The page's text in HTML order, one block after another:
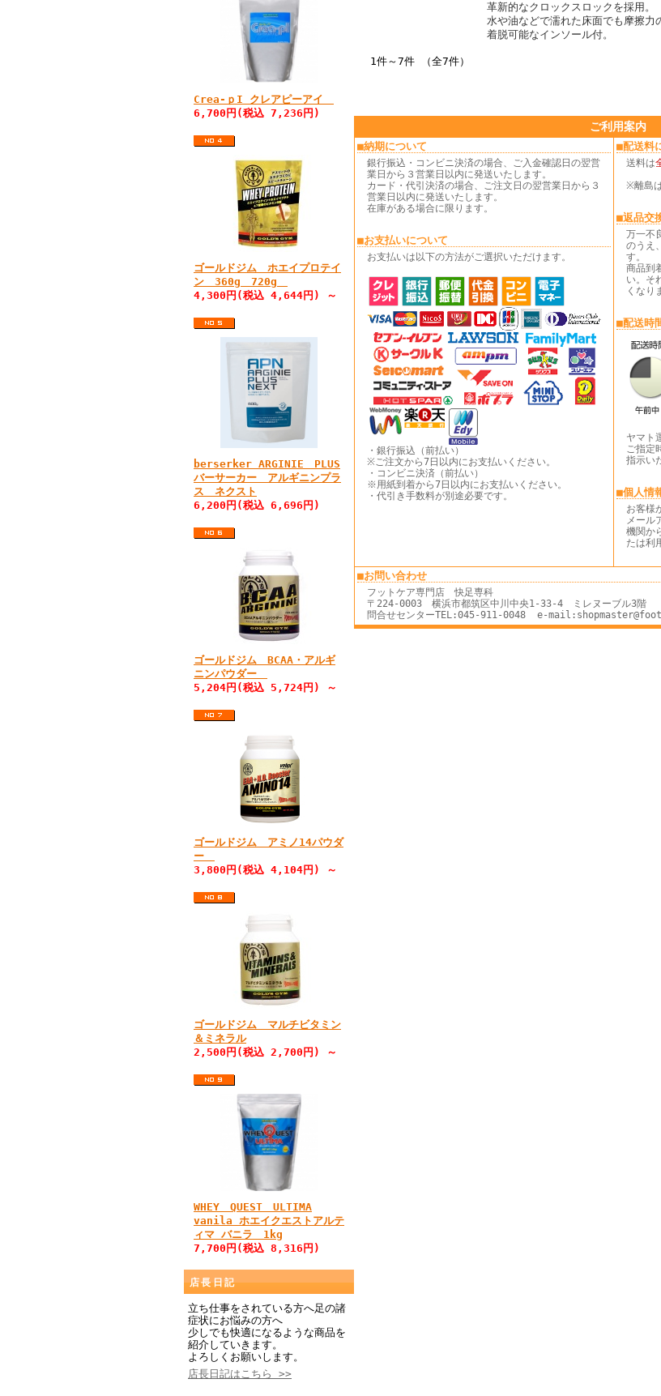
Crea-ｐI クレアピーアイ
6,700円(税込 7,236円)
ゴールドジム ホエイプロテイ
ン 360g 720g
4,300円(税込 4,644円) ～
berserker ARGINIE PLUS
バーサーカー アルギニンプラ
ス ネクスト
6,200円(税込 6,696円)
ゴールドジム BCAA・アルギ
ニンパウダー
5,204円(税込 5,724円) ～
ゴールドジム アミノ14パウダ
ー
3,800円(税込 4,104円) ～
ゴールドジム マルチビタミン
＆ミネラル
2,500円(税込 2,700円) ～
WHEY QUEST ULTIMA
vanila ホエイクエストアルテ
ィマ バニラ 1kg
7,700円(税込 8,316円)
店長日記
立ち仕事をされている方へ足の諸
症状にお悩みの方へ
少しでも快適になるような商品を
紹介していきます。
よろしくお願いします。
店長日記はこちら >>
革新的なクロックスロックを採用。
水や油などで濡れた床面でも摩擦力
着脱可能なインソール付。
1件～7件 （全7件）
ご利用案内
■納期について
銀行振込・コンビニ決済の場合、ご入金確認日の翌営
業日から３営業日以内に発送いたします。
カード・代引決済の場合、ご注文日の翌営業日から３
営業日以内に発送いたします。
在庫がある場合に限ります。
■お支払いについて
お支払いは以下の方法がご選択いただけます。
・銀行振込（前払い）
※ご注文から7日以内にお支払いください。
・コンビニ決済（前払い）
※用紙到着から7日以内にお支払いください。
・代引き手数料が別途必要です。
■配送料
送料は
※離島
■返品交
万一不
のうえ
す。
商品到
い。そ
くなり
■配送時
ヤマト
ご指定
指示い
■個人情
お客様
メール
機関か
たは利
■お問い合わせ
フットケア専門店 快足専科
〒224-0003 横浜市都筑区中川中央1-33-4 ミレヌーブル3階
問合せセンターTEL:045-911-0048 e-